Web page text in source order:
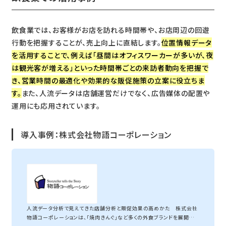
飲食業では、お客様がお店を訪れる時間帯や、お店周辺の回遊
行動を把握することが、売上向上に直結します。位置情報データ
を活用することで、例えば「昼間はオフィスワーカーが多いが、夜
は観光客が増える」といった時間帯ごとの来訪者動向を把握で
き、営業時間の最適化や効果的な販促施策の立案に役立ちま
す。 また、人流データは店舗運営だけでなく、広告媒体の配置や
運用にも応用されています。
導入事例：株式会社物語コーポレーション
株式会社物語コーポレーション
人流データ分析で見えてきた店舗分析と販促効果の高めかた 株式会社
物語コーポレーションは、「焼肉きんぐ」など多くの外食ブランドを展開する